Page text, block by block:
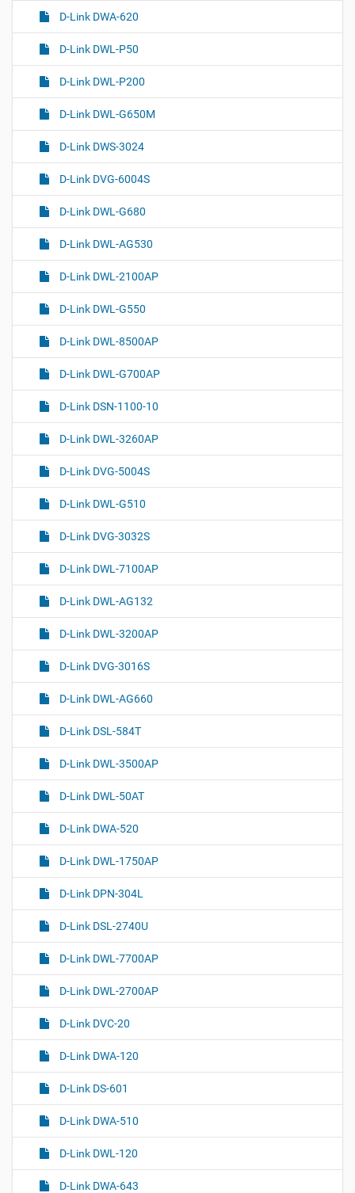
D-Link DWA-620
D-Link DWL-P50
D-Link DWL-P200
D-Link DWL-G650M
D-Link DWS-3024
D-Link DVG-6004S
D-Link DWL-G680
D-Link DWL-AG530
D-Link DWL-2100AP
D-Link DWL-G550
D-Link DWL-8500AP
D-Link DWL-G700AP
D-Link DSN-1100-10
D-Link DWL-3260AP
D-Link DVG-5004S
D-Link DWL-G510
D-Link DVG-3032S
D-Link DWL-7100AP
D-Link DWL-AG132
D-Link DWL-3200AP
D-Link DVG-3016S
D-Link DWL-AG660
D-Link DSL-584T
D-Link DWL-3500AP
D-Link DWL-50AT
D-Link DWA-520
D-Link DWL-1750AP
D-Link DPN-304L
D-Link DSL-2740U
D-Link DWL-7700AP
D-Link DWL-2700AP
D-Link DVC-20
D-Link DWA-120
D-Link DS-601
D-Link DWA-510
D-Link DWL-120
D-Link DWA-643